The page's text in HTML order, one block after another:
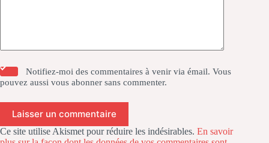
Notifiez-moi des commentaires à venir via émail. Vous
pouvez aussi vous abonner sans commenter.
Laisser un commentaire
Ce site utilise Akismet pour réduire les indésirables. En savoir